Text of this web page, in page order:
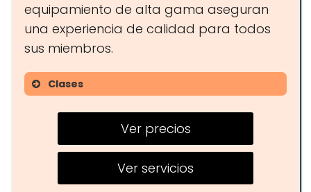
equipamiento de alta gama aseguran
una experiencia de calidad para todos
sus miembros.
Clases
Entrenamiento Personal
Entrenamiento en Pareja
Asesoramiento Nutricional
Entrenamiento para Empresas
Ver precios
Ver servicios